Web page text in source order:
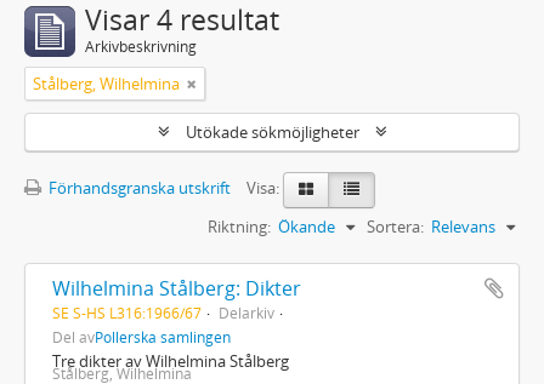
Visar 4 resultat
Arkivbeskrivning
Stålberg, Wilhelmina
Utökade sökmöjligheter
Förhandsgranska utskrift
Visa:
Sortera: Relevans
Riktning: Ökande
Wilhelmina Stålberg: Dikter
SE S-HS L316:1966/67
Delarkiv
Del avPollerska samlingen
Tre dikter av Wilhelmina Stålberg
Stålberg, Wilhelmina